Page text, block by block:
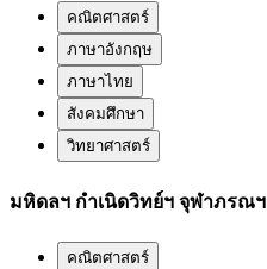
คณิตศาสตร์
ภาษาอังกฤษ
ภาษาไทย
สังคมศึกษา
วิทยาศาสตร์
มหิดลฯ กำเนิดวิทย์ฯ จุฬาภรณฯ
คณิตศาสตร์